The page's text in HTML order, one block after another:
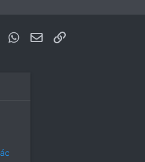
PinterestWhatsApp
Email